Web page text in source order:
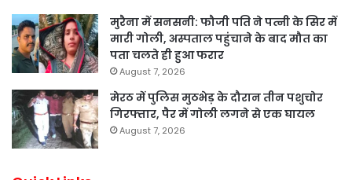
मुरैना में सनसनी: फौजी पति ने पत्नी के सिर में
मारी गोली, अस्पताल पहुंचाने के बाद मौत का
पता चलते ही हुआ फरार
August 7, 2026
मेरठ में पुलिस मुठभेड़ के दौरान तीन पशुचोर
गिरफ्तार, पैर में गोली लगने से एक घायल
August 7, 2026